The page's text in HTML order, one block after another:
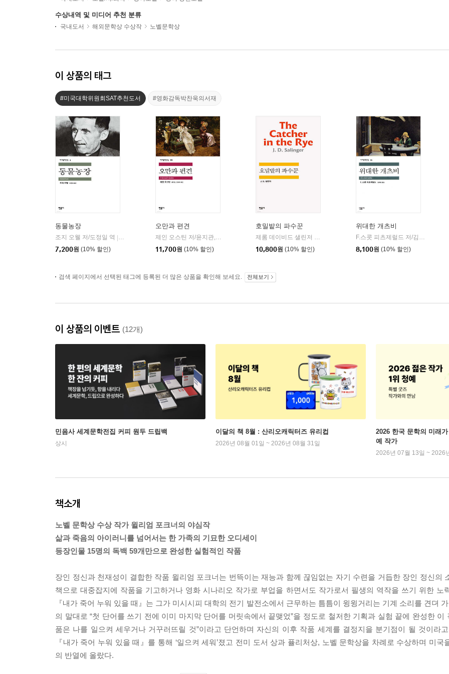
수상내역 및 미디어 추천 분류
국내도서 해외문학상 수상작 노벨문학상
이 상품의 태그
#미국대학위원회SAT추천도서 #영화감독박찬욱의서재
동물농장
조지 오웰 저/도정일 역
민음사
7,200원 (10% 할인)
오만과 편견
제인 오스틴 저/윤지관,전승희 공역
민음사
11,700원 (10% 할인)
호밀밭의 파수꾼
제롬 데이비드 샐린저 저/공경희 역
민음사
10,800원 (10% 할인)
위대한 개츠비
F.스콧 피츠제럴드 저/김욱동 역
8,100원 (10% 할인)
검색 페이지에서 선택된 태그에 등록된 더 많은 상품을 확인해 보세요. 전체보기
이 상품의 이벤트 (12개)
민음사 세계문학전집 커피 원두 드립백
상시
이달의 책 8월 : 산리오캐릭터즈 유리컵
2026년 08월 01일 ~ 2026년 08월 31일
2026 한국 문학의 미래
예 작가
2026년 07월 13일 ~ 2026
책소개
노벨 문학상 수상 작가 윌리엄 포크너의 야심작
삶과 죽음의 아이러니를 넘어서는 한 가족의 기묘한 오디세이
등장인물 15명의 독백 59개만으로 완성한 실험적인 작품
장인 정신과 천재성이 결합한 작품 윌리엄 포크너는 번뜩이는 재능과 함께 끊임없는 자기 수련을 거듭한 장인 정신의
책으로 대중잡지에 작품을 기고하거나 영화 시나리오 작가로 부업을 하면서도 작가로서 필생의 역작을 쓰기 위한 노
『내가 죽어 누워 있을 때』는 그가 미시시피 대학의 전기 발전소에서 근무하는 틈틈이 윙윙거리는 기계 소리를 견뎌
의 말대로 “첫 단어를 쓰기 전에 이미 마지막 단어를 머릿속에서 끝맺었”을 정도로 철저한 기획과 실험 끝에 완성한 이
품은 나를 일으켜 세우거나 거꾸러뜨릴 것”이라고 단언하며 자신의 이후 작품 세계를 결정지을 분기점이 될 것이라
『내가 죽어 누워 있을 때』를 통해 ‘일으켜 세워’졌고 전미 도서 상과 퓰리처상, 노벨 문학상을 차례로 수상하며 미국
의 반열에 올랐다.